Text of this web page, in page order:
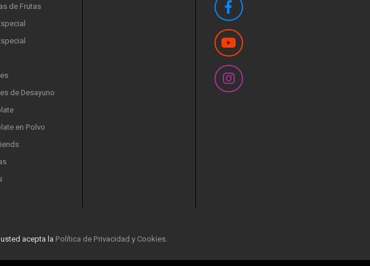
de Frutas
de Desayuno
en Polvo
acepta la Política de Privacidad y Cookies.